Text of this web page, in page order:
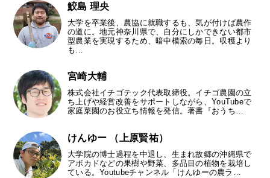
鮫島 理央
大学を卒業後、農協に就職するも、気が付けば農作
の道に。地元神奈川県で、自分にしかできない都市
型農業を実現するため、暗中模索の毎日。収穫より
も…
宮崎大輔
株式会社イチゴテック代表取締役。イチゴ農園の立
ち上げや経営改善をサポートしながら、YouTubeで
家庭菜園のお役立ち情報を発信。著書『おうち…
けんゆー （上原賢祐）
大学院の博士過程を中退し、生まれ故郷の沖縄県で
アボカドなどの果樹や野菜、多品目の植物を栽培し
ている。Youtubeチャンネル「けんゆーの農ラ…